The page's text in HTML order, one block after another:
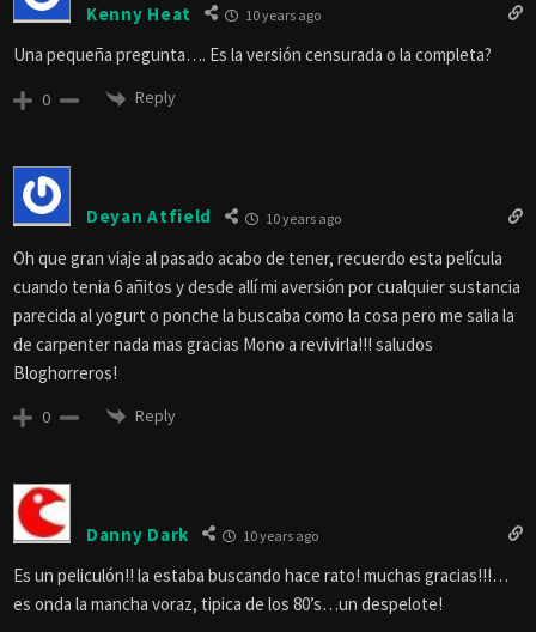
Kenny Heat 10 years ago
Una pequeña pregunta…. Es la versión censurada o la completa?
0 Reply
Deyan Atfield 10 years ago
Oh que gran viaje al pasado acabo de tener, recuerdo esta película
cuando tenia 6 añitos y desde allí mi aversión por cualquier sustancia
parecida al yogurt o ponche la buscaba como la cosa pero me salia la
de carpenter nada mas gracias Mono a revivirla!!! saludos
Bloghorreros!
0 Reply
Danny Dark 10 years ago
Es un peliculón!! la estaba buscando hace rato! muchas gracias!!!…
es onda la mancha voraz, tipica de los 80’s…un despelote!